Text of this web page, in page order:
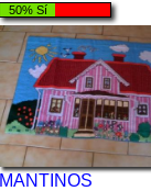
50% Sí
MANTINOS